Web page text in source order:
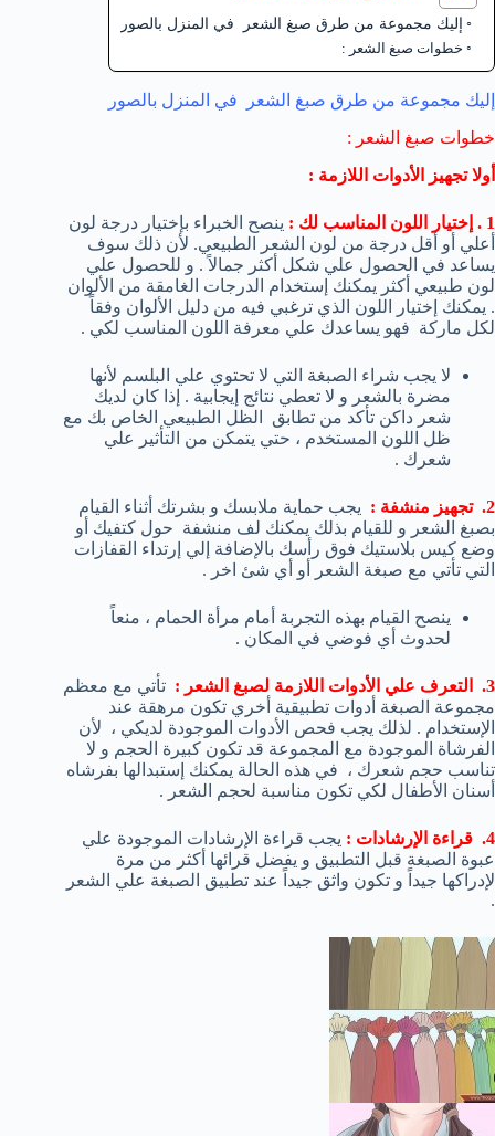
إليك مجموعة من طرق صبغ الشعر في المنزل بالصور
خطوات صبغ الشعر :
إليك مجموعة من طرق صبغ الشعر في المنزل بالصور
خطوات صبغ الشعر :
أولا تجهيز الأدوات اللازمة :
1 . إختيار اللون المناسب لك :
ينصح الخبراء بإختيار درجة لون
أعلي أو أقل درجة من لون الشعر الطبيعي. لأن ذلك سوف
يساعد في الحصول علي شكل أكثر جمالاً . و للحصول علي
لون طبيعي أكثر يمكنك إستخدام الدرجات الغامقة من الألوان
. يمكنك إختيار اللون الذي ترغبي فيه من دليل الألوان وفقاً
لكل ماركة فهو يساعدك علي معرفة اللون المناسب لكي .
لا يجب شراء الصبغة التي لا تحتوي علي البلسم لأنها
مضرة بالشعر و لا تعطي نتائج إيجابية . إذا كان لديك
شعر داكن تأكد من تطابق الظل الطبيعي الخاص بك مع
ظل اللون المستخدم ، حتي يتمكن من التأثير علي
شعرك .
2. تجهيز منشفة :
يجب حماية ملابسك و بشرتك أثناء القيام
بصبغ الشعر و للقيام بذلك يمكنك لف منشفة حول كتفيك أو
وضع كيس بلاستيك فوق رأسك بالإضافة إلي إرتداء القفازات
التي تأتي مع صبغة الشعر أو أي شئ اخر .
ينصح القيام بهذه التجربة أمام مرأة الحمام ، منعاً
لحدوث أي فوضي في المكان .
3. التعرف علي الأدوات اللازمة لصبغ الشعر :
تأتي مع معظم
مجموعة الصبغة أدوات تطبيقية أخري تكون مرهقة عند
الإستخدام . لذلك يجب فحص الأدوات الموجودة لديكي ، لأن
الفرشاة الموجودة مع المجموعة قد تكون كبيرة الحجم و لا
تناسب حجم شعرك ، في هذه الحالة يمكنك إستبدالها بفرشاه
أسنان الأطفال لكي تكون مناسبة لحجم الشعر .
4. قراءة الإرشادات :
يجب قراءة الإرشادات الموجودة علي
عبوة الصبغة قبل التطبيق و يفضل قرائها أكثر من مرة
لإدراكها جيداً و تكون واثق جيداً عند تطبيق الصبغة علي الشعر
.